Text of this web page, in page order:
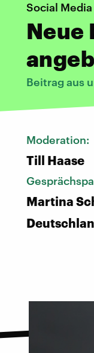
Social Media
Neue
Beitrag aus
Moderation:
Till Haase
Martina